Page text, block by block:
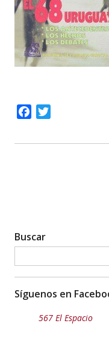
Facebook
Buscar
Síguenos en
567 El Espacio